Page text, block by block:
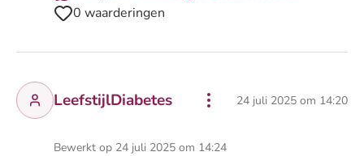
0 waarderingen
LeefstijlDiabetes 24 juli 2025 om 14:20
Bewerkt op 24 juli 2025 om 14:24